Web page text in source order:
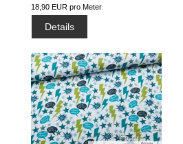
18,90 EUR pro Meter
Details